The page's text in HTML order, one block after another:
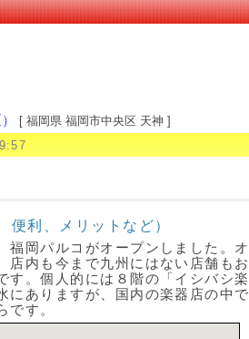
[ 福岡県 福岡市中央区 天神 ]
利、メリットなど）
福岡パルコがオープンしました。オ
店内も今まで九州にはない店舗もお
す。個人的には８階の「イシバシ楽
にありますが、国内の楽器店の中で
です。